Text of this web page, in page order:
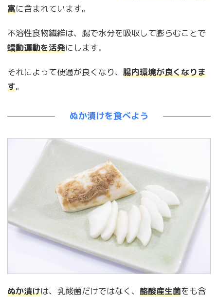
富に含まれています。
不溶性食物繊維は、腸で水分を吸収して膨らむことで
蠕動運動を活発にします。
それによって便通が良くなり、 腸内環境が良くなりま
す。
ぬか漬けを食べよう
ぬか漬けは、乳酸菌だけではなく、 酪酸産生菌をも含